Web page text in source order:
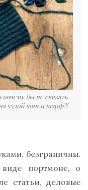
бы не связать
худой конец шарф?!
безграничны.
портмоне, о
статьи, деловые